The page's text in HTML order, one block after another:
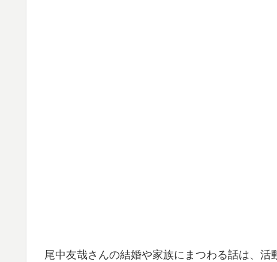
尾中友哉さんの結婚や家族にまつわる話は、